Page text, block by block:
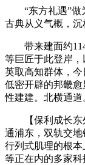
“东方礼遇”做为
古典从义气概，
带来建面约114
等巨匠于此登岸
英取高知群体，
低密开辟的邦畿
性建建。北横通道
【保利成长东外
通浦东，双轨交
行列式肌理的根
等正在内的多家